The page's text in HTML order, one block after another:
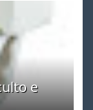
e